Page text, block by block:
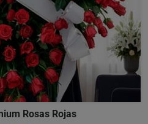
Rosas Rojas